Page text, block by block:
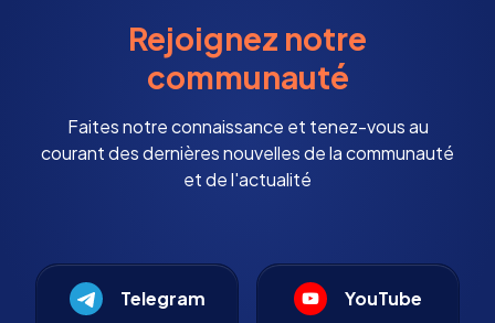
Rejoignez notre
communauté
Faites notre connaissance et tenez-vous au
courant des dernières nouvelles de la communauté
et de l'actualité
Telegram YouTube